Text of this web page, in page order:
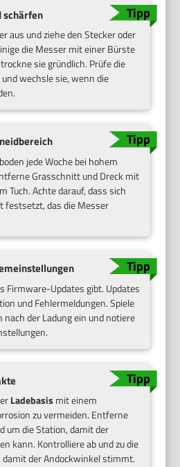
schärfen
aus und ziehe den Stecker oder
die Messer mit einer Bürste
sie gründlich. Prüfe die
wechsle sie, wenn die
jede Woche bei hohem
Grasschnitt und Dreck mit
Tuch. Achte darauf, dass sich
festsetzt, das die Messer
Firmware-Updates gibt. Updates
und Fehlermeldungen. Spiele
nach der Ladung ein und notiere
Ladebasis mit einem
zu vermeiden. Entferne
um die Station, damit der
kann. Kontrolliere ab und zu die
der Andockwinkel stimmt.